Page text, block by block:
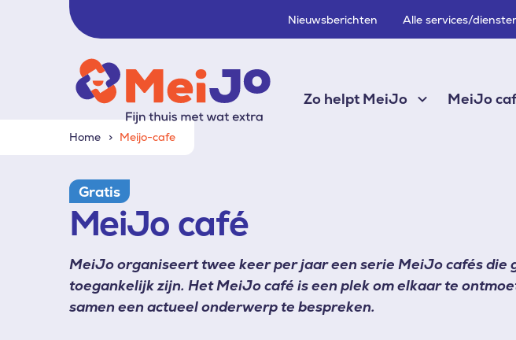
Nieuwsberichten Alle services/
Zo helpt MeiJo
MeiJo
Home Meijo-cafe
Gratis
MeiJo café
MeiJo organiseert twee keer per jaar een serie MeiJo cafés die
toegankelijk zijn. Het MeiJo café is een plek om elkaar te
samen een actueel onderwerp te bespreken.